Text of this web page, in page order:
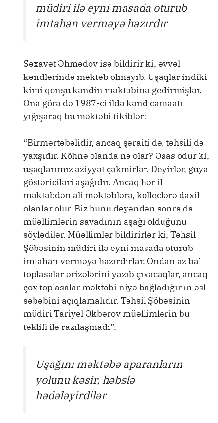
müdiri ilə eyni masada oturub
imtahan verməyə hazırdır
Səxavət Əhmədov isə bildirir ki, əvvəl
kəndlərində məktəb olmayıb. Uşaqlar indiki
kimi qonşu kəndin məktəbinə gedirmişlər.
Ona görə də 1987-ci ildə kənd camaatı
yığışaraq bu məktəbi tikiblər:
“Birmərtəbəlidir, ancaq şəraiti də, təhsili də
yaxşıdır. Köhnə olanda nə olar? Əsas odur ki,
uşaqlarımız əziyyət çəkmirlər. Deyirlər, guya
göstəriciləri aşağıdır. Ancaq hər il
məktəbdən ali məktəblərə, kolleclərə daxil
olanlar olur. Biz bunu deyəndən sonra da
müəllimlərin savadının aşağı olduğunu
söylədilər. Müəllimlər bildirirlər ki, Təhsil
Şöbəsinin müdiri ilə eyni masada oturub
imtahan verməyə hazırdırlar. Ondan az bal
toplasalar ərizələrini yazıb çıxacaqlar, ancaq
çox toplasalar məktəbi niyə bağladığının əsl
səbəbini açıqlamalıdır. Təhsil Şöbəsinin
müdiri Tariyel Əkbərov müəllimlərin bu
təklifi ilə razılaşmadı”.
Uşağını məktəbə aparanların
yolunu kəsir, həbslə
hədələyirdilər